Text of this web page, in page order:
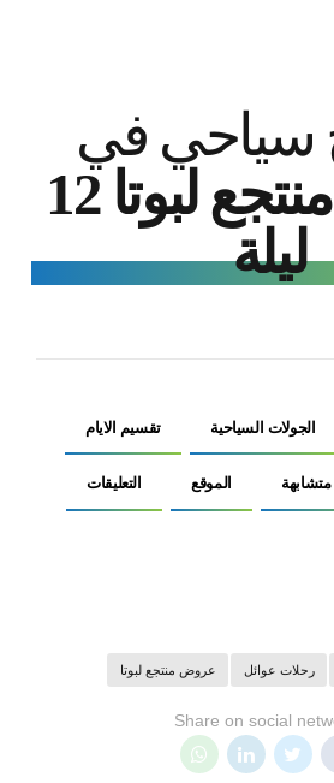
سياحي في
جورجيا منتجع لبوتا 12
ليلة
الجولات السياحية تقسيم الايام
الموقع التعليقات
رحلات عوائل عروض منتجع لبوتا
Share on social